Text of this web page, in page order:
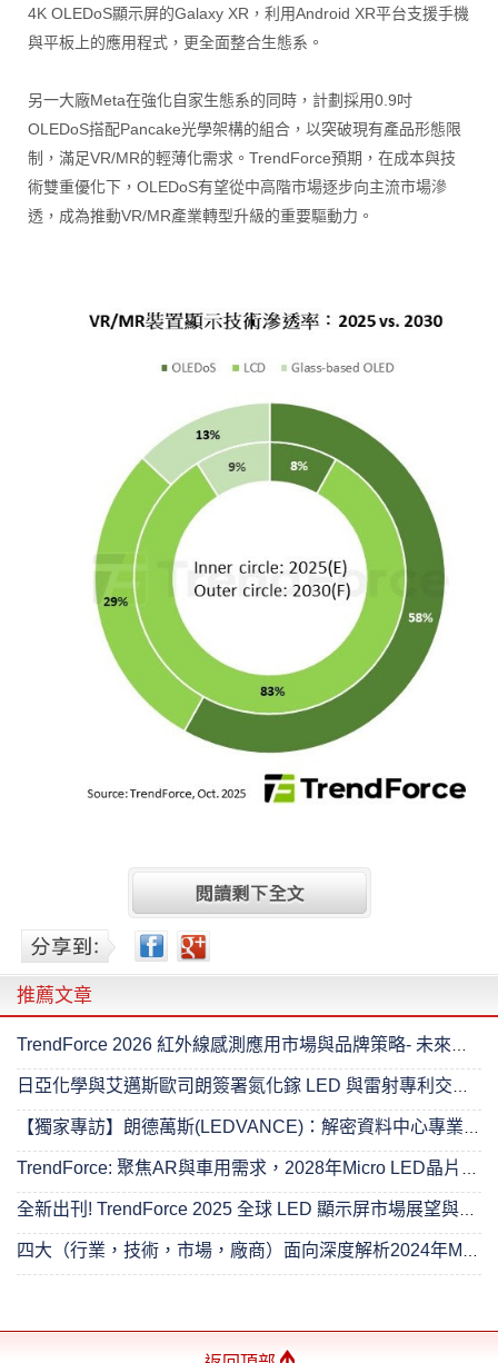
4K OLEDoS顯示屏的Galaxy XR，利用Android XR平台支援手機
與平板上的應用程式，更全面整合生態系。
另一大廠Meta在強化自家生態系的同時，計劃採用0.9吋
OLEDoS搭配Pancake光學架構的組合，以突破現有產品形態限
制，滿足VR/MR的輕薄化需求。TrendForce預期，在成本與技
術雙重優化下，OLEDoS有望從中高階市場逐步向主流市場滲
透，成為推動VR/MR產業轉型升級的重要驅動力。
推薦文章